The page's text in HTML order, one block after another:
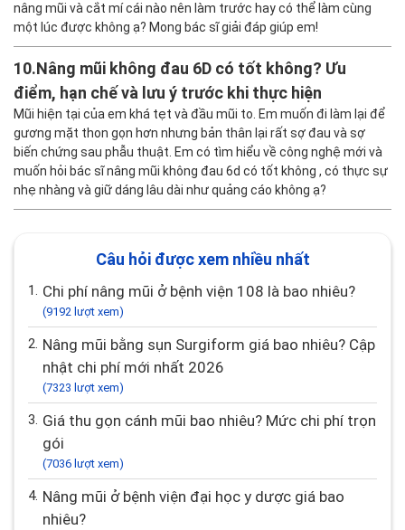
nâng mũi và cắt mí cái nào nên làm trước hay có thể làm cùng
một lúc được không ạ? Mong bác sĩ giải đáp giúp em!
10.Nâng mũi không đau 6D có tốt không? Ưu
điểm, hạn chế và lưu ý trước khi thực hiện
Mũi hiện tại của em khá tẹt và đầu mũi to. Em muốn đi làm lại để
gương mặt thon gọn hơn nhưng bản thân lại rất sợ đau và sợ
biến chứng sau phẫu thuật. Em có tìm hiểu về công nghệ mới và
muốn hỏi bác sĩ nâng mũi không đau 6d có tốt không , có thực sự
nhẹ nhàng và giữ dáng lâu dài như quảng cáo không ạ?
Câu hỏi được xem nhiều nhất
1. Chi phí nâng mũi ở bệnh viện 108 là bao nhiêu?
(9192 lượt xem)
2. Nâng mũi bằng sụn Surgiform giá bao nhiêu? Cập
nhật chi phí mới nhất 2026
(7323 lượt xem)
3. Giá thu gọn cánh mũi bao nhiêu? Mức chi phí trọn
gói
(7036 lượt xem)
4. Nâng mũi ở bệnh viện đại học y dược giá bao
nhiêu?